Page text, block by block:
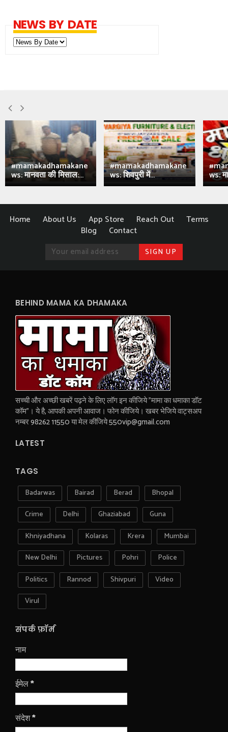
NEWS BY DATE
#mamakadhamakane
ws: मानवता की मिसाल:...
#mamakadhamakane
ws: शिवपुरी में... ws:
Home About Us App Store Reach Out
Terms
Blog
Contact
BEHIND MAMA KA DHAMAKA
सच्ची और अच्छी खबरें पढ़ने के लिए लॉग इन कीजिये "मामा का धमाका डॉट
कॉम"। ये है, आपकी अपनी आवाज। फोन कीजिये। खबर भेजिये वाट्सअप
नम्बर 98262 11550 या मेल कीजिये 550vip@gmail.com
LATEST
TAGS
Badarwas Bairad Berad
Bhopal
Crime
Delhi Ghaziabad
Guna
Khniyadhana
Kolaras Krera
Mumbai
New Delhi
Pictures Pohri
Police
Politics
Rannod Shivpuri
Video
Virul
संपर्क फ़ॉर्म
नाम
ईमेल*
संदेश*